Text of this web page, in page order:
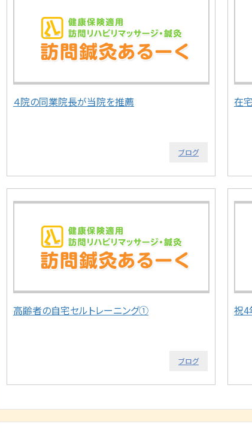
４院の同業院長が当院を推薦
ブログ
在
高齢者の自宅セルトレーニング①
ブログ
祝4